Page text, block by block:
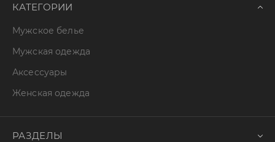
КАТЕГОРИИ
Мужское белье
Мужская одежда
Аксессуары
Женская одежда
РАЗДЕЛЫ